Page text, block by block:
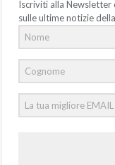
Iscriviti alla Newsletter
sulle ultime notizie